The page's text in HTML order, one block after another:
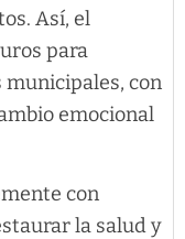
Así, el
para
municipales, con
emocional
con
la salud y